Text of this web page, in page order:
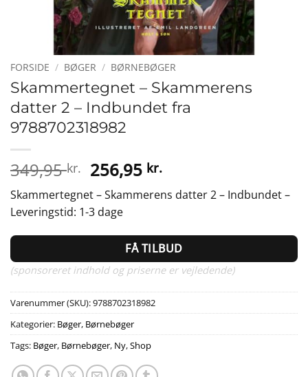
FORSIDE / BØGER / BØRNEBØGER
Skammertegnet – Skammerens
datter 2 – Indbundet fra
9788702318982
349,95kr. Den
oprindelige
pris
var:
349,95 kr..
256,95 kr.Den
aktuelle
pris
256,95 kr..
Skammertegnet – Skammerens datter 2 – Indbundet –
Leveringstid: 1-3 dage
FÅ TILBUD
(sponsoreret indhold og priserne er vejledende)
Varenummer (SKU):9788702318982
Kategorier: Bøger, Børnebøger
Tags: Bøger, Børnebøger, Ny,Shop